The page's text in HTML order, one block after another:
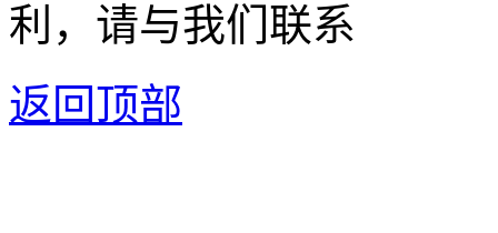
利，请与我们联系
返回顶部